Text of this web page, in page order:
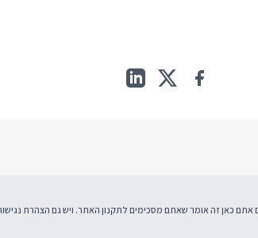
תקנון האתר. ויש גם הצהרת